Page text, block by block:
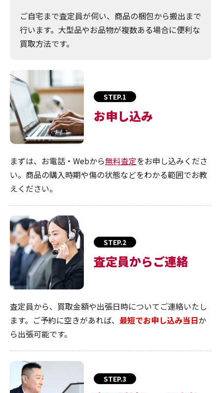
ご自宅まで査定員が伺い、商品の梱包から搬出まで
行います。大型品やお品物が複数ある場合に便利な
買取方法です。
STEP.1
お申し込み
まずは、お電話・Webから無料査定をお申し込みくださ
い。商品の購入時期や傷の状態などをわかる範囲でお教
えください。
STEP.2
査定員からご連絡
査定員から、買取金額や出張日時についてご連絡いたし
ます。ご予約に空きがあれば、 最短でお申し込み当日か
ら出張可能です。
STEP.3